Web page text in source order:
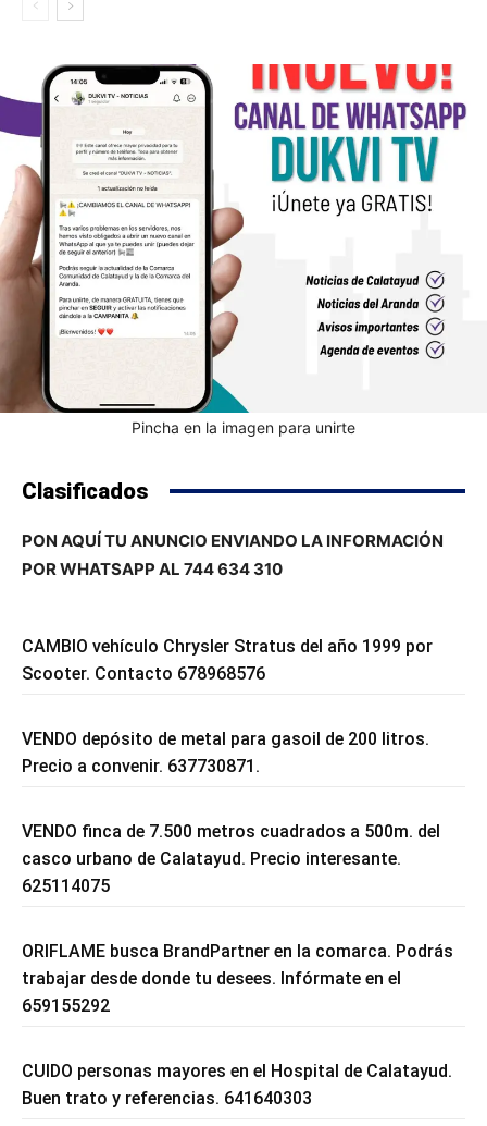
Pincha en la imagen para unirte
Clasificados
PON AQUÍ TU ANUNCIO ENVIANDO LA INFORMACIÓN
POR WHATSAPP AL 744 634 310
CAMBIO vehículo Chrysler Stratus del año 1999 por
Scooter. Contacto 678968576
VENDO depósito de metal para gasoil de 200 litros.
Precio a convenir. 637730871.
VENDO finca de 7.500 metros cuadrados a 500m. del
casco urbano de Calatayud. Precio interesante.
625114075
ORIFLAME busca BrandPartner en la comarca. Podrás
trabajar desde donde tu desees. Infórmate en el
659155292
CUIDO personas mayores en el Hospital de Calatayud.
Buen trato y referencias. 641640303